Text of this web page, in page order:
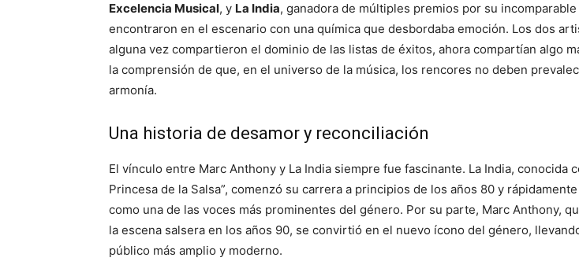
Excelencia Musical, y La India, ganadora de múltiples premios por su incomparable
encontraron en el escenario con una química que desbordaba emoción. Los dos
alguna vez compartieron el dominio de las listas de éxitos, ahora compartían algo
la comprensión de que, en el universo de la música, los rencores no deben
armonía.
Una historia de desamor y reconciliación
El vínculo entre Marc Anthony y La India siempre fue fascinante. La India, conocida
Princesa de la Salsa”, comenzó su carrera a principios de los años 80 y
como una de las voces más prominentes del género. Por su parte, Marc Anthony,
la escena salsera en los años 90, se convirtió en el nuevo ícono del género,
público más amplio y moderno.